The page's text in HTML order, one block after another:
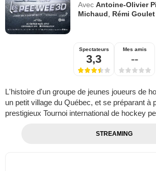
Avec Antoine-Olivier
Michaud
Rémi Goulet
Spectateurs
3,3
Mes amis
--
L'histoire d'un groupe de jeunes joueurs de
un petit village du Québec, et se préparant à
prestigieux Tournoi international de hockey
STREAMING